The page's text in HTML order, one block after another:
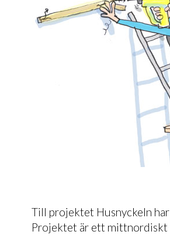
Till projektet Husnyckeln
Projektet är ett mittnordiskt